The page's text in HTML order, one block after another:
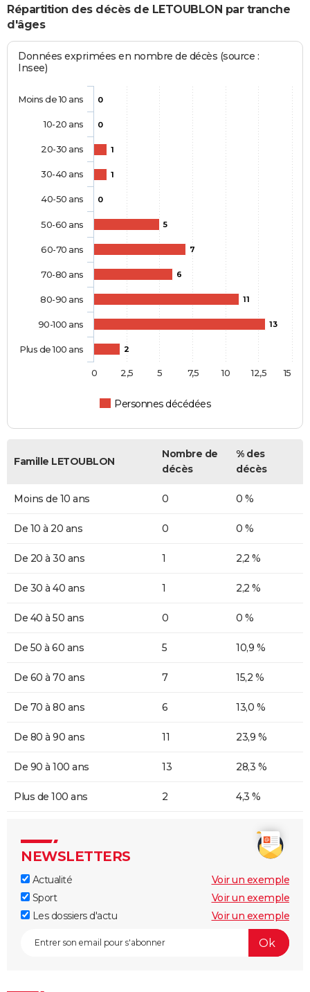
Répartition des décès de LETOUBLON par tranche
d'âges
Données exprimées en nombre de décès (source :
Insee)
0
0
1
1
0
5
7
6
11
13
2
Personnes décédées
Moins de 10 ans
10-20 ans
20-30 ans
30-40 ans
40-50 ans
50-60 ans
60-70 ans
70-80 ans
80-90 ans
90-100 ans
Plus de 100 ans
0 2,5 5 7,5 10 12,5 15
Famille LETOUBLON
Nombre de
décès
% des
décès
Moins de 10 ans 0 0 %
De 10 à 20 ans 0 0 %
De 20 à 30 ans 1 2,2 %
De 30 à 40 ans 1 2,2 %
De 40 à 50 ans 0 0 %
De 50 à 60 ans 5 10,9 %
De 60 à 70 ans 7 15,2 %
De 70 à 80 ans 6 13,0 %
De 80 à 90 ans 11 23,9 %
De 90 à 100 ans 13 28,3 %
Plus de 100 ans 2 4,3 %
NEWSLETTERS
Actualité
Voir un exemple
Sport
Voir un exemple
Les dossiers d'actu
Voir un exemple